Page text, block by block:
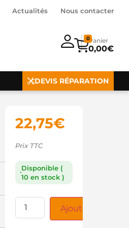
Actualités Nous contacter
0,00€
0
DEVIS RÉPARATION
22,75€
Prix TTC
Disponible (
10 en stock )
Ajouter au